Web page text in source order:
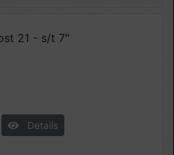
Details